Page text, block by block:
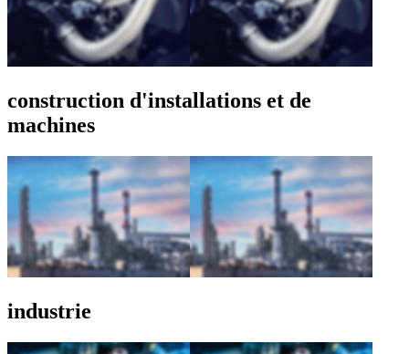
construction d'installations et de
machines
industrie